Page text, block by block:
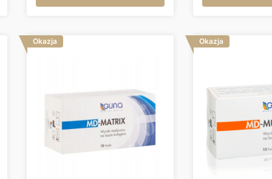
Okazja Okazja